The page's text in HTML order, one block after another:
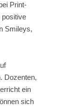
Print-
positive
Smileys,
Dozenten,
ein
sich